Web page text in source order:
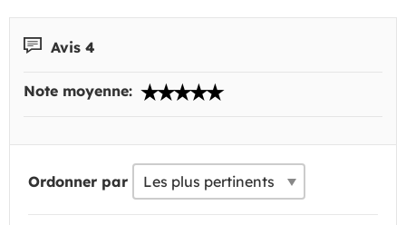
Avis 4
Note moyenne:
Ordonner par